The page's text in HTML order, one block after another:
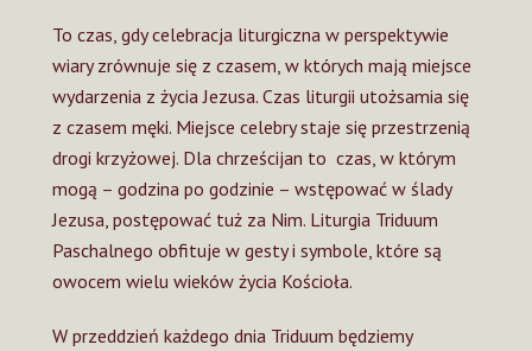
To czas, gdy celebracja liturgiczna w perspektywie
wiary zrównuje się z czasem, w których mają miejsce
wydarzenia z życia Jezusa. Czas liturgii utożsamia się
z czasem męki. Miejsce celebry staje się przestrzenią
drogi krzyżowej. Dla chrześcijan to czas, w którym
mogą – godzina po godzinie – wstępować w ślady
Jezusa, postępować tuż za Nim. Liturgia Triduum
Paschalnego obfituje w gesty i symbole, które są
owocem wielu wieków życia Kościoła.
W przeddzień każdego dnia Triduum będziemy